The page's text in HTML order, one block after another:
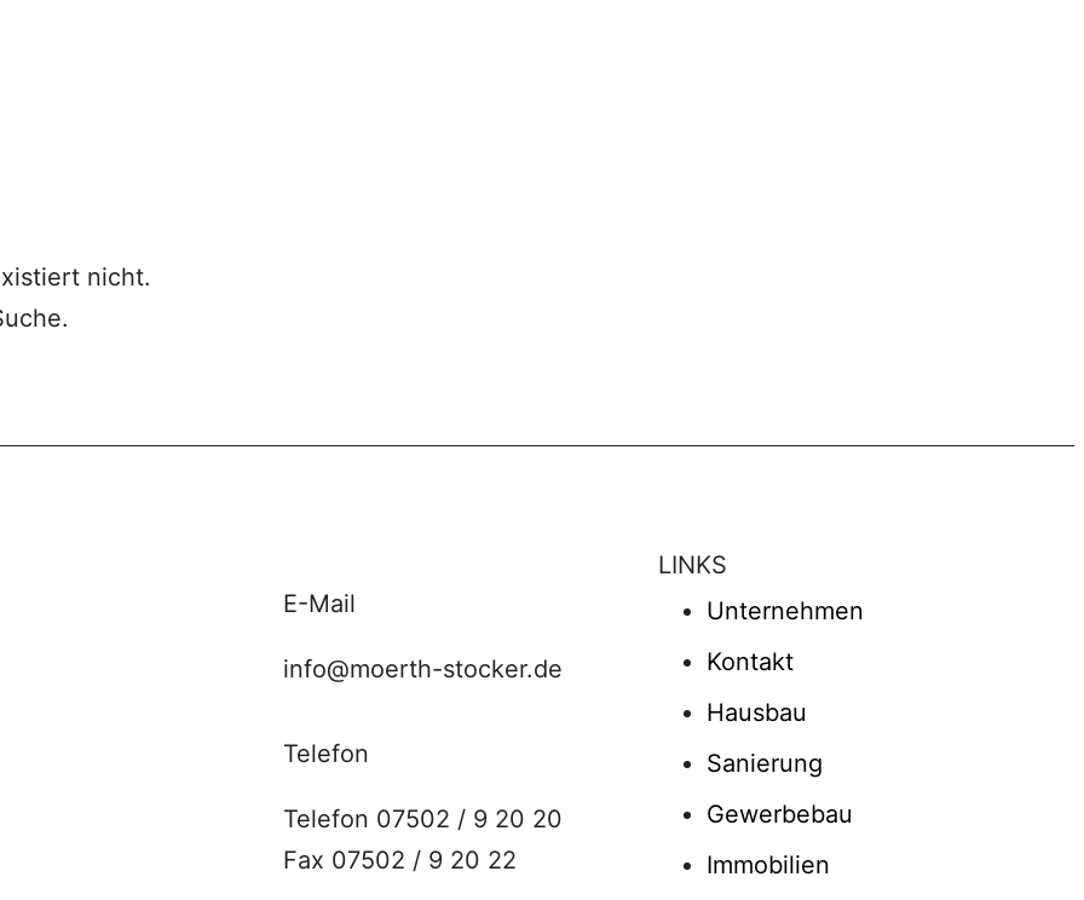
nicht.
E-Mail
info@moerth-stocker.de
Telefon
Telefon 07502 / 9 20 20
Fax 07502 / 9 20 22
LINKS
Unternehmen
Kontakt
Hausbau
Sanierung
Gewerbebau
Immobilien